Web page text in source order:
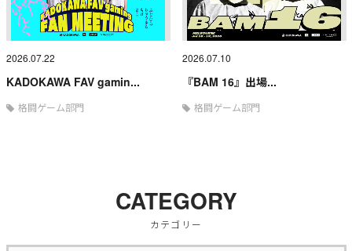
2026.07.22
KADOKAWA FAV gamin...
格闘ゲーム部門
2026.07.10
『BAM 16』出場...
格闘ゲーム部門
CATEGORY
カテゴリー